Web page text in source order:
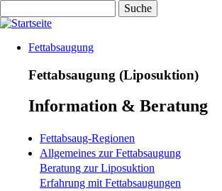
zum
Inhalt
Fettabsaugung
Fettabsaugung (Liposuktion)
Information & Beratung
Fettabsaug-Regionen
Allgemeines zur Fettabsaugung
Beratung zur Liposuktion
Erfahrung mit Fettabsaugungen